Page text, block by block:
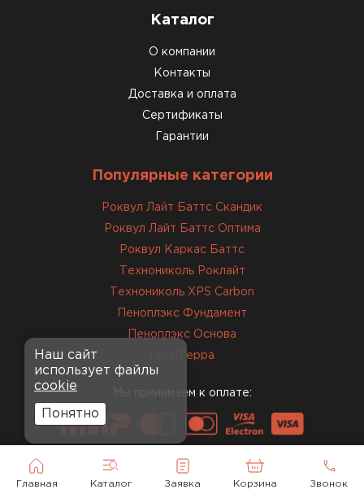
Главная Каталог Заявка Корзина Звонок
Каталог
О компании
Контакты
Доставка и оплата
Сертификаты
Гарантии
Популярные категории
Роквул Лайт Баттс Скандик
Роквул Лайт Баттс Оптима
Роквул Каркас Баттс
Технониколь Роклайт
Технониколь XPS Carbon
Пеноплэкс Фундамент
Пеноплэкс Основа
Ursa Терра
Мы принимаем к оплате:
Наш сайт
использует файлы
cookie
Понятно